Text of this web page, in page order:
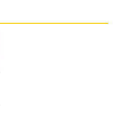
設計與環境保護之間取得
依舊維持經典的銀色、太
Nano-texture 玻璃版 Wi-
系統，搭載 Apple M4 晶
核心 GPU 組合成的 16 核
速光線追蹤，擁有